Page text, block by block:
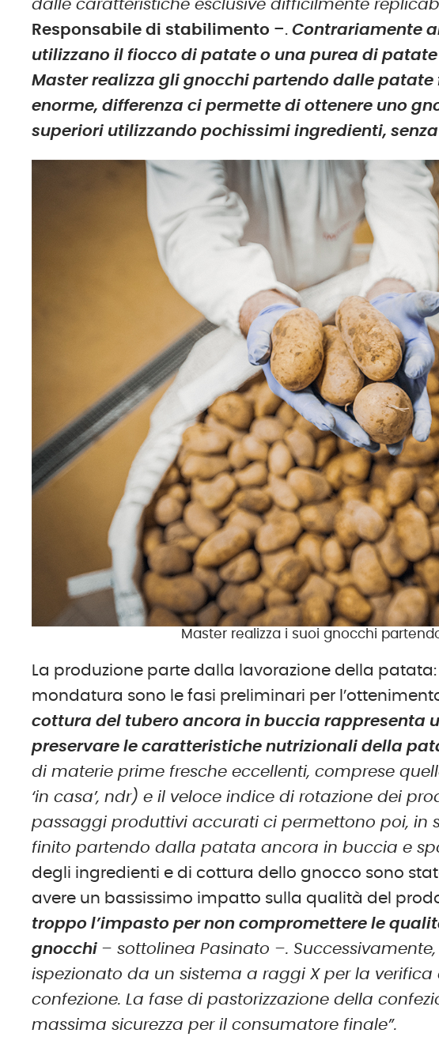
dalle caratteristiche esclusive difficilmente
Responsabile di stabilimento –.Contrariamente
utilizzano il fiocco di patate o una purea di
Master realizza gli gnocchi partendo dalle patate
enorme, differenza ci permette di ottenere uno
superiori utilizzando pochissimi ingredienti,
Master realizza i suoi gnocchi
La produzione parte dalla lavorazione della
mondatura sono le fasi preliminari per
cottura del tubero ancora in buccia rappresenta
preservare le caratteristiche nutrizionali della
di materie prime fresche eccellenti, comprese
‘in casa’, ndr) e il veloce indice di rotazione dei
passaggi produttivi accurati ci permettono poi, in
finito partendo dalla patata ancora in buccia e
degli ingredienti e di cottura dello gnocco sono
avere un bassissimo impatto sulla qualità del
troppo l’impasto per non compromettere le
gnocchi – sottolinea Pasinato –.
ispezionato da un sistema a raggi X per la
confezione. La fase di pastorizzazione della
massima sicurezza per il consumatore finale”.